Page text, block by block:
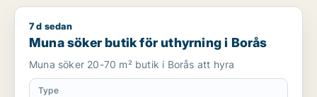
Muna söker butik för uthyrning i Borås
7 d sedan
Muna söker butik för uthyrning i Borås
Muna söker 20-70 m² butik i Borås att hyra
Type